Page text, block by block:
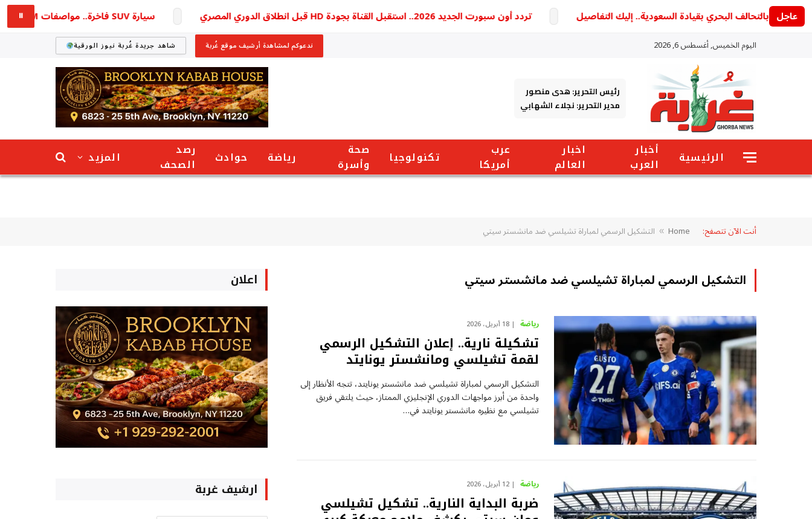
عاجل تردد أون سبورت الجديد 2026.. استقبل القناة بجودة HD قبل انطلاق الدوري المصري سيارة SUV فاخرة.. مواصفات KGM اكتيون 2026 في مصر ⏸
اليوم الخميس, أغسطس 6, 2026 ندعوكم لمشاهدة أرشيف موقع غُربة شاهد جريدة غُربة نيوز الورقية
رئيس التحرير: هدى منصور
مدير التحرير: نجلاء الشهابي
الرئيسية
أخبار
العرب
اخبار
العالم
عرب
أمريكا
تكنولوجيا
صحة
وأسرة
رياضة حوادث
رصد
الصحف
المزيد
أنت الآن تتصفح: Home
» التشكيل الرسمي لمباراة تشيلسي ضد مانشستر سيتي
التشكيل الرسمي لمباراة تشيلسي ضد مانشستر سيتي
رياضة 18 أبريل، 2026
تشكيلة نارية.. إعلان التشكيل الرسمي
لقمة تشيلسي ومانشستر يونايتد
التشكيل الرسمي لمباراة تشيلسي ضد مانشستر يونايتد، تتجه الأنظار إلى
واحدة من أبرز مواجهات الدوري الإنجليزي الممتاز، حيث يلتقي فريق
تشيلسي مع نظيره مانشستر يونايتد في…
رياضة 12 أبريل، 2026
ضربة البداية النارية.. تشكيل تشيلسي
اعلان
ارشيف غربة